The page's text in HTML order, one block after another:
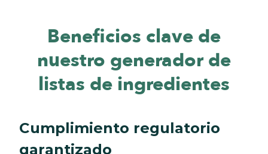
Beneficios clave de
nuestro generador de
listas de ingredientes
Cumplimiento regulatorio
garantizado